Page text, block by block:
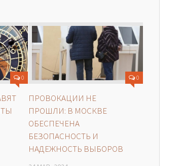
0 0
ПРОВОКАЦИИ НЕ
ПРОШЛИ: В МОСКВЕ
ОБЕСПЕЧЕНА
БЕЗОПАСНОСТЬ И
НАДЕЖНОСТЬ ВЫБОРОВ